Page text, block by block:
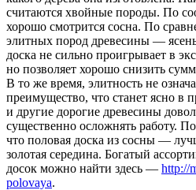
считаются хвойные породы. По
хорошо смотрится сосна. По
элитных пород древесины —
доска не сильно проигрывает в
но позволяет хорошо снизить
В то же время, элитность не
преимущество, что станет ясно в
и другие дорогие древесины
существенно осложнять работу.
что половая доска из сосны —
золотая середина. Богатый
досок можно найти здесь — http://
polovaya.